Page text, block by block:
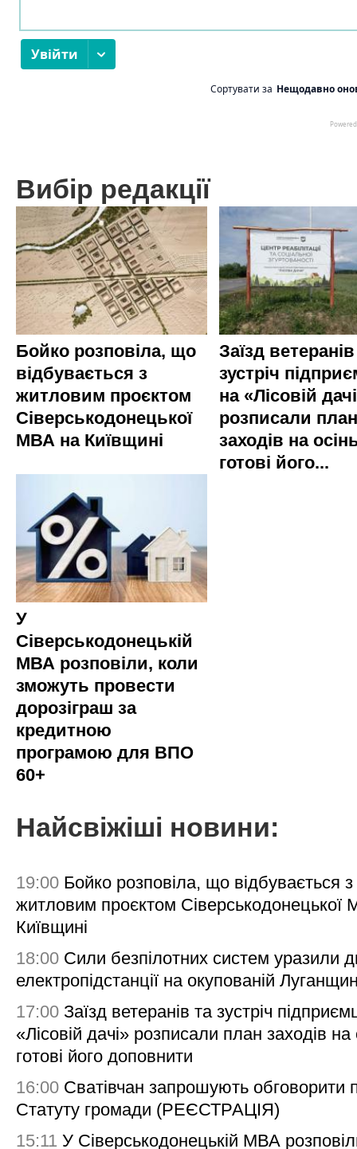
Вибір редакції
Бойко розповіла, що
відбувається з
житловим проєктом
Сіверськодонецької
МВА на Київщині
Заїзд
зустріч
на «Лісовій
розписали план
заходів на
готові його...
У
Сіверськодонецькій
МВА розповіли, коли
зможуть провести
дорозіграш за
кредитною
програмою для ВПО
60+
Найсвіжіші новини:
19:00 Бойко розповіла, що відбувається з
житловим проєктом Сіверськодонецької
Київщині
18:00 Сили безпілотних систем уразили
електропідстанції на окупованій
17:00 Заїзд ветеранів та зустріч
«Лісовій дачі» розписали план заходів на
готові його доповнити
16:00 Сватівчан запрошують обговорити
Статуту громади (РЕЄСТРАЦІЯ)
15:11 У Сіверськодонецькій МВА